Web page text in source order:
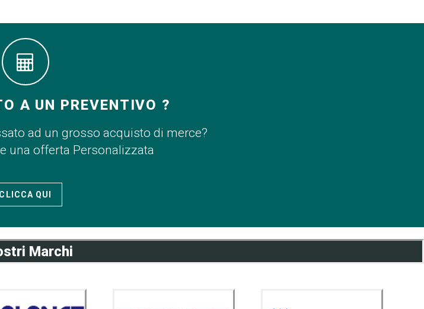
A UN PREVENTIVO ?
ad un grosso acquisto di merce?
una offerta Personalizzata
CLICCA QUI
Marchi